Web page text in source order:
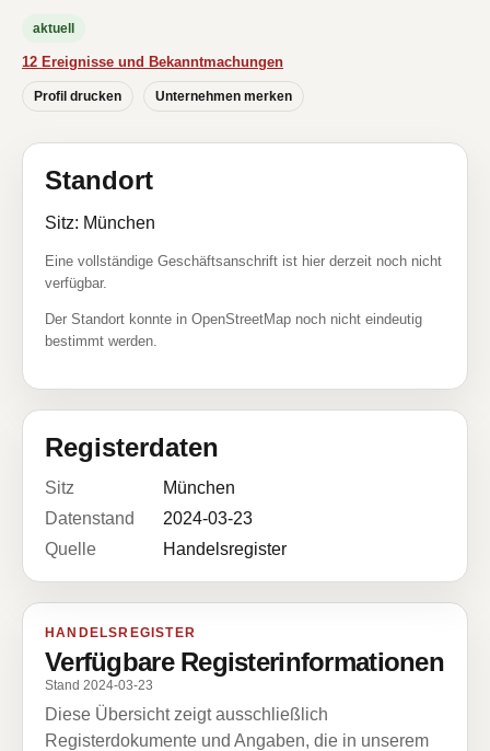
aktuell
12 Ereignisse und Bekanntmachungen
Profil drucken Unternehmen merken
Standort
Sitz: München
Eine vollständige Geschäftsanschrift ist hier derzeit noch nicht
verfügbar.
Der Standort konnte in OpenStreetMap noch nicht eindeutig
bestimmt werden.
Registerdaten
Sitz
München
Datenstand
2024-03-23
Quelle
Handelsregister
HANDELSREGISTER
Verfügbare Registerinformationen
Stand 2024-03-23
Diese Übersicht zeigt ausschließlich
Registerdokumente und Angaben, die in unserem